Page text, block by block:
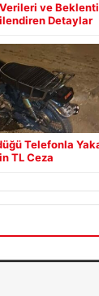
ve
Detaylar
Telefonla
TL Ceza